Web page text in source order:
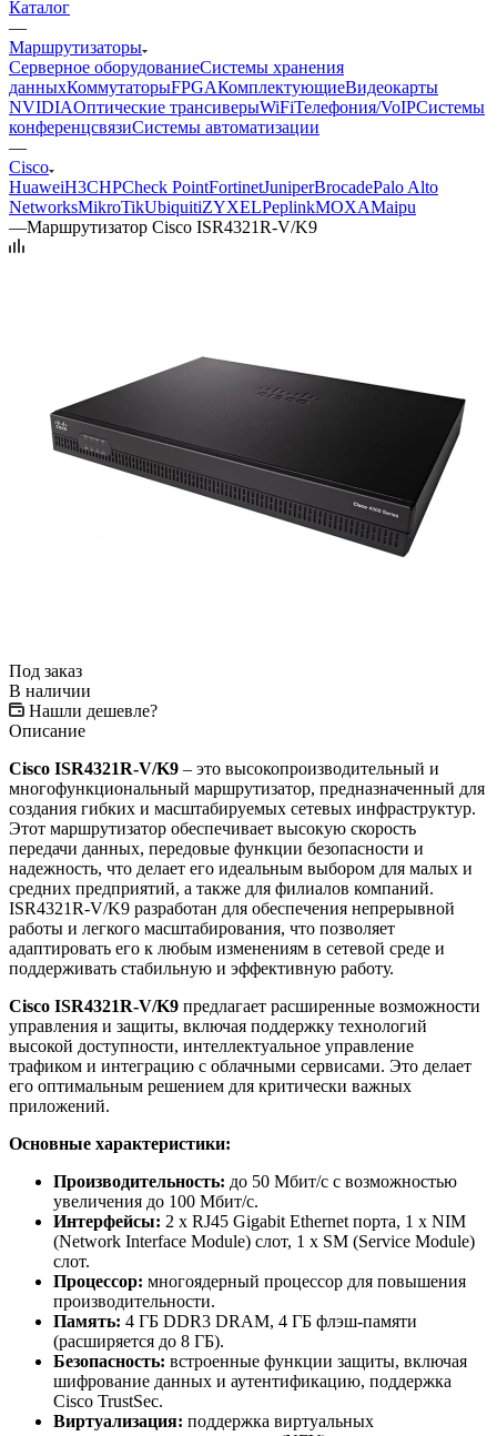
Каталог
—
Маршрутизаторы
Серверное оборудованиеСистемы хранения
данныхКоммутаторыFPGAКомплектующиеВидеокарты
NVIDIAОптические трансиверыWiFiТелефония/VoIPСистемы
конференцсвязиСистемы автоматизации
—
Cisco
HuaweiH3CHPCheck PointFortinetJuniperBrocadePalo Alto
NetworksMikroTikUbiquitiZYXELPeplinkMOXAMaipu
—Маршрутизатор Cisco ISR4321R-V/K9
Под заказ
В наличии
Нашли дешевле?
Описание
Cisco ISR4321R-V/K9 – это высокопроизводительный и
многофункциональный маршрутизатор, предназначенный для
создания гибких и масштабируемых сетевых инфраструктур.
Этот маршрутизатор обеспечивает высокую скорость
передачи данных, передовые функции безопасности и
надежность, что делает его идеальным выбором для малых и
средних предприятий, а также для филиалов компаний.
ISR4321R-V/K9 разработан для обеспечения непрерывной
работы и легкого масштабирования, что позволяет
адаптировать его к любым изменениям в сетевой среде и
поддерживать стабильную и эффективную работу.
Cisco ISR4321R-V/K9 предлагает расширенные возможности
управления и защиты, включая поддержку технологий
высокой доступности, интеллектуальное управление
трафиком и интеграцию с облачными сервисами. Это делает
его оптимальным решением для критически важных
приложений.
Основные характеристики:
Производительность: до 50 Мбит/с с возможностью
увеличения до 100 Мбит/с.
Интерфейсы: 2 x RJ45 Gigabit Ethernet порта, 1 x NIM
(Network Interface Module) слот, 1 x SM (Service Module)
слот.
Процессор: многоядерный процессор для повышения
производительности.
Память: 4 ГБ DDR3 DRAM, 4 ГБ флэш-памяти
(расширяется до 8 ГБ).
Безопасность: встроенные функции защиты, включая
шифрование данных и аутентификацию, поддержка
Cisco TrustSec.
Виртуализация: поддержка виртуальных